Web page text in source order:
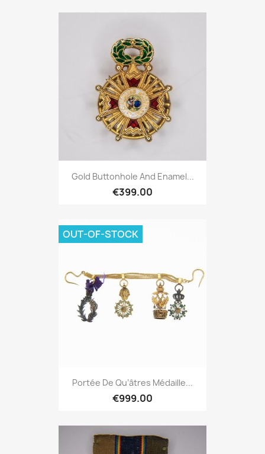
Gold Buttonhole And Enamel...
€399.00
Portée De Qu’âtres Médaille...
€999.00
OUT-OF-STOCK